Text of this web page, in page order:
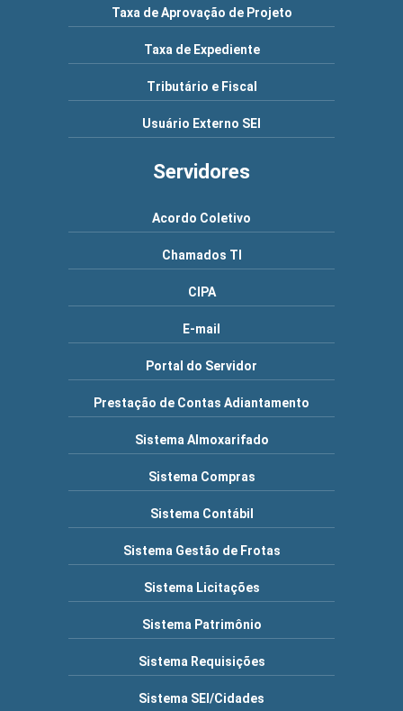
Taxa de Aprovação de Projeto
Taxa de Expediente
Tributário e Fiscal
Usuário Externo SEI
Servidores
Acordo Coletivo
Chamados TI
CIPA
E-mail
Portal do Servidor
Prestação de Contas Adiantamento
Sistema Almoxarifado
Sistema Compras
Sistema Contábil
Sistema Gestão de Frotas
Sistema Licitações
Sistema Patrimônio
Sistema Requisições
Sistema SEI/Cidades